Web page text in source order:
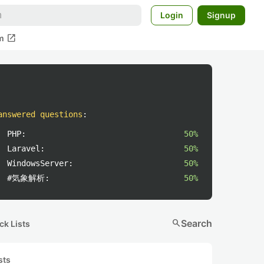
Login Signup
open_in_new
questions :
PHP:
50%
Laravel:
50%
WindowsServer:
50%
#気象解析:
50%
Lists searchSearch